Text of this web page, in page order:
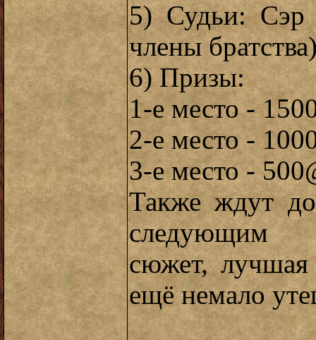
5) Судьи: Сэр
члены
6) Призы:
1-е место -
2-е место -
3-е место -
Также ждут
следующим
сюжет,
ещё немало